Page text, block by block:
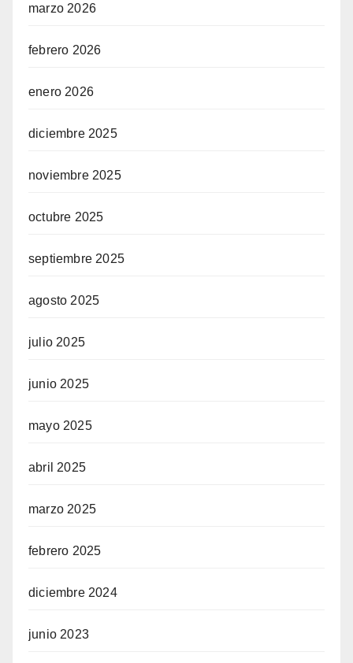
marzo 2026
febrero 2026
enero 2026
diciembre 2025
noviembre 2025
octubre 2025
septiembre 2025
agosto 2025
julio 2025
junio 2025
mayo 2025
abril 2025
marzo 2025
febrero 2025
diciembre 2024
junio 2023